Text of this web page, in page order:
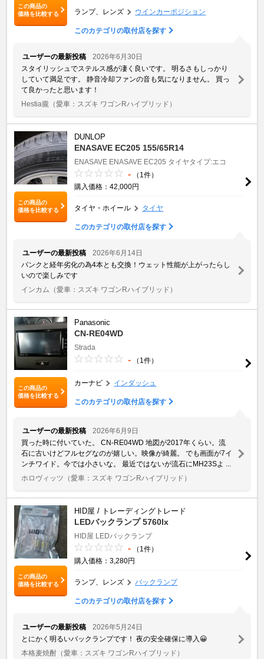
この商品の
価格を比較する
ランプ、レンズ ウインカーポジション
このカテゴリの取付店を探す
ユーザーの最新投稿
2026年6月30日
スタイリッシュでステルス感が凄く良いです。 明るさもしっかり
していて満足です。 静音冷却ファンの音も気になりません。 買っ
て良かったと思います！
Hestia朧 （愛車：スズキ ワゴンRハイブリッド）
この商品の
価格を比較する
DUNLOP
ENASAVE EC205 155/65R14
ENASAVE ENASAVE EC205 タイヤタイプ:エコ
-
（1件）
購入価格：42,000円
タイヤ・ホイール タイヤ
このカテゴリの取付店を探す
ユーザーの最新投稿
2026年6月14日
パンクと経年劣化の為4本とも交換！ウェット性能が上がったらし
いので楽しみです
インカム （愛車：スズキ ワゴンRハイブリッド）
この商品の
価格を比較する
Panasonic
CN-RE04WD
Strada
- （1件）
カーナビ インダッシュ
このカテゴリの取付店を探す
ユーザーの最新投稿
2026年6月9日
買った時に付いていた。 CN-RE04WD 地図が2017年くらい。流
石に古いけどフルセグなのが嬉しい。映像が綺麗。 でも画面が7イ
ンチワイド。今では小さいな。 最近ではないが流石にMH23Sよ ...
ホロヴィッツ （愛車：スズキ ワゴンRハイブリッド）
この商品の
価格を比較する
HID屋 / トレーディングトレード
LEDバックランプ 5760lx
HID屋 LEDバックランプ
-
（1件）
購入価格：3,280円
ランプ、レンズ バックランプ
このカテゴリの取付店を探す
ユーザーの最新投稿
2026年5月24日
とにかく明るいバックランプです！ 夜の安全確保に導入😀
本格麦焼酎 （愛車：スズキ ワゴンRハイブリッド）